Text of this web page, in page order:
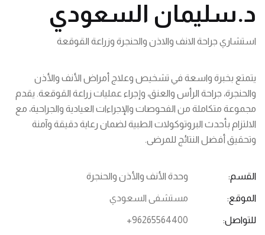
د.سليمان السعودي
استشاري جراحة الانف والاذن والحنجرة وزراعة القوقعة
يتمتع بخبرة واسعة في تشخيص وعلاج أمراض الأنف والأذن
والحنجرة، جراحة الرأس والعنق، وإجراء عمليات زراعة القوقعة. يقدم
مجموعة متكاملة من الفحوصات والإجراءات العيادية والجراحية، مع
الالتزام بأحدث البروتوكولات الطبية لضمان رعاية دقيقة وآمنة
وتحقيق أفضل النتائج للمرضى.
القسم: وحدة الأنف والأذن والحنجرة
الموقع: مستشفى السعودي
للتواصل: +96265564400